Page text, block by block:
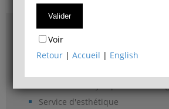
Accès & plans
Bibliothèque du Département de
Service d'esthétique
Voir
Retour |Accueil | English